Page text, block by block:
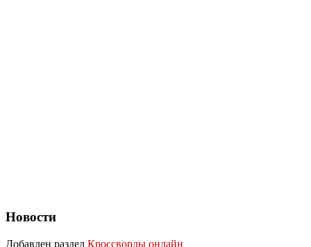
Новости
Добавлен раздел Кроссворды онлайн